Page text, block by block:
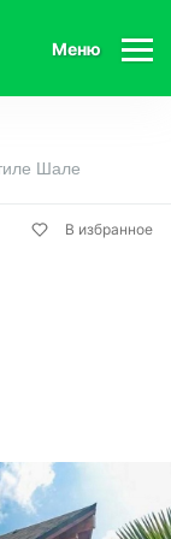
Меню
Шале
В избранное